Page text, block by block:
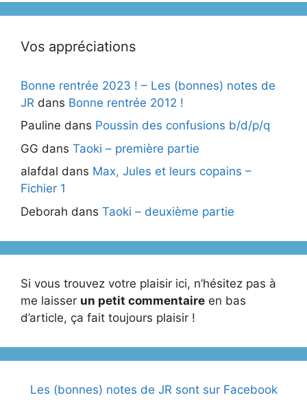
Vos appréciations
Bonne rentrée 2023 ! – Les (bonnes) notes de
JR dans Bonne rentrée 2012 !
Pauline dans Poussin des confusions b/d/p/q
GG dans Taoki – première partie
alafdal dans Max, Jules et leurs copains –
Fichier 1
Deborah dans Taoki – deuxième partie
Si vous trouvez votre plaisir ici, n’hésitez pas à
me laisser un petit commentaire en bas
d’article, ça fait toujours plaisir !
Les (bonnes) notes de JR sont sur Facebook